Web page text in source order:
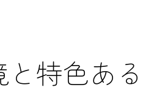
特色あ